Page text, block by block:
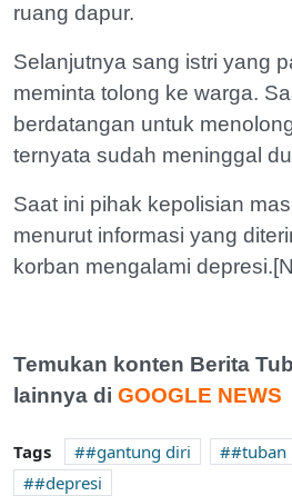
ruang dapur.
Selanjutnya sang istri yang
meminta tolong ke warga.
berdatangan untuk
ternyata sudah meninggal
Saat ini pihak kepolisian
menurut informasi yang
korban mengalami
Temukan konten Berita
lainnya di GOOGLE NEWS
Tags #gantung diri #tuban
#depresi